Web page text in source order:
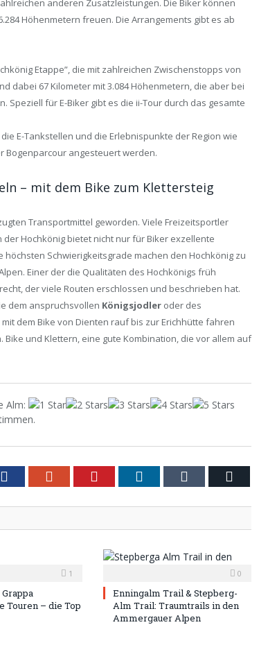
anderen Zusatzleistungen. Die Biker können
Höhenmetern freuen. Die Arrangements gibt es ab
Etappe”, die mit zahlreichen Zwischenstopps von
dabei 67 Kilometer mit 3.084 Höhenmetern, die aber bei
für E-Biker gibt es die ii-Tour durch das gesamte
E-Tankstellen und die Erlebnispunkte der Region wie
Bogenparcour angesteuert werden.
– mit dem Bike zum Klettersteig
Transportmittel geworden. Viele Freizeitsportler
Hochkönig bietet nicht nur für Biker exzellente
Schwierigkeitsgrade machen den Hochkönig zu
Einer der die Qualitäten des Hochkönigs früh
der viele Routen erschlossen und beschrieben hat.
dem anspruchsvollen Königsjodler oder des
dem Bike von Dienten rauf bis zur Erichhütte fahren
und Klettern, eine gute Kombination, die vor allem auf
Alm:
Facebook Google+ Pinterest LinkedIn Tumblr
1
Touren – die Top
0
Enningalm Trail & Stepberg-
Alm Trail: Traumtrails in den
Ammergauer Alpen